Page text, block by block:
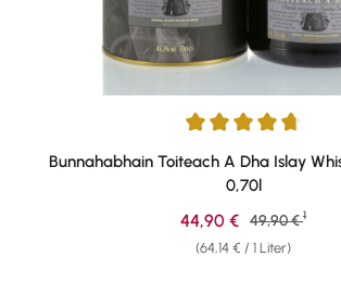
Durchschnittliche Bewertung von 4.82
Bunnahabhain Toiteach A Dha Islay
0,70l
(64,14 € / 1 Liter)
Verkaufspreis:
44,90 € Regulärer Preis:
49,90 € 1